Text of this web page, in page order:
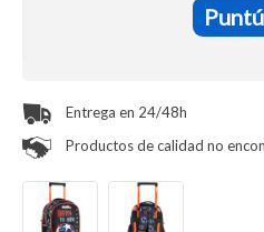
Entrega en 24/48h
Productos de calidad no